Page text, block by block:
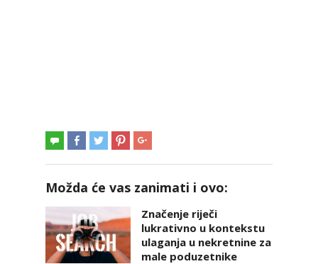
Možda će vas zanimati i ovo:
Značenje riječi
lukrativno u kontekstu
ulaganja u nekretnine za
male poduzetnike